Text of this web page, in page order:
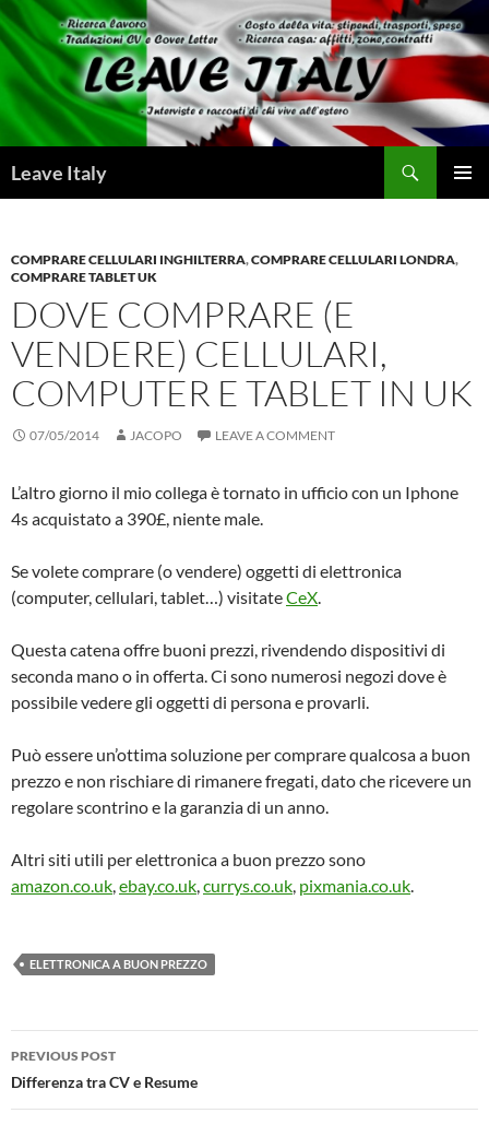
Skip
to
content
Leave Italy
COMPRARE CELLULARI INGHILTERRA,COMPRARE CELLULARI LONDRA,
COMPRARE TABLET UK
DOVE COMPRARE (E
VENDERE) CELLULARI,
COMPUTER E TABLET IN UK
07/05/2014 JACOPO LEAVE A COMMENT
L’altro giorno il mio collega è tornato in ufficio con un Iphone
4s acquistato a 390£, niente male.
Se volete comprare (o vendere) oggetti di elettronica
(computer, cellulari, tablet…) visitateCeX.
Questa catena offre buoni prezzi, rivendendo dispositivi di
seconda mano o in offerta. Ci sono numerosi negozi dove è
possibile vedere gli oggetti di persona e provarli.
Può essere un’ottima soluzione per comprare qualcosa a buon
prezzo e non rischiare di rimanere fregati, dato che ricevere un
regolare scontrino e la garanzia di un anno.
Altri siti utili per elettronica a buon prezzo sono
amazon.co.uk,ebay.co.uk,currys.co.uk, pixmania.co.uk.
ELETTRONICA A BUON PREZZO
Post
navigation
PREVIOUS POST
Differenza tra CV e Resume